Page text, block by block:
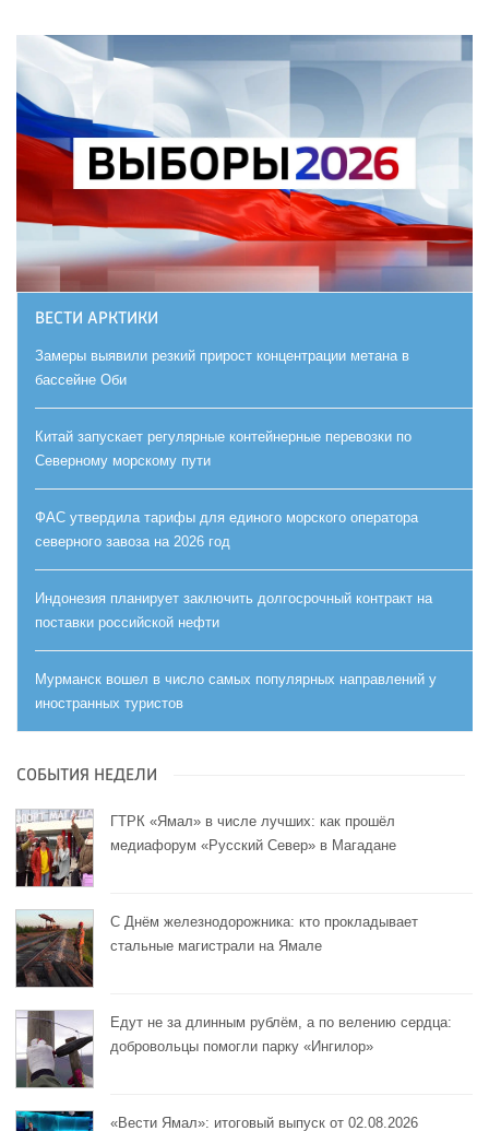
ВЕСТИ АРКТИКИ
Замеры выявили резкий прирост концентрации метана в
бассейне Оби
Китай запускает регулярные контейнерные перевозки по
Северному морскому пути
ФАС утвердила тарифы для единого морского оператора
северного завоза на 2026 год
Индонезия планирует заключить долгосрочный контракт на
поставки российской нефти
Мурманск вошел в число самых популярных направлений у
иностранных туристов
СОБЫТИЯ НЕДЕЛИ
ГТРК «Ямал» в числе лучших: как прошёл
медиафорум «Русский Север» в Магадане
С Днём железнодорожника: кто прокладывает
стальные магистрали на Ямале
Едут не за длинным рублём, а по велению сердца:
добровольцы помогли парку «Ингилор»
«Вести Ямал»: итоговый выпуск от 02.08.2026